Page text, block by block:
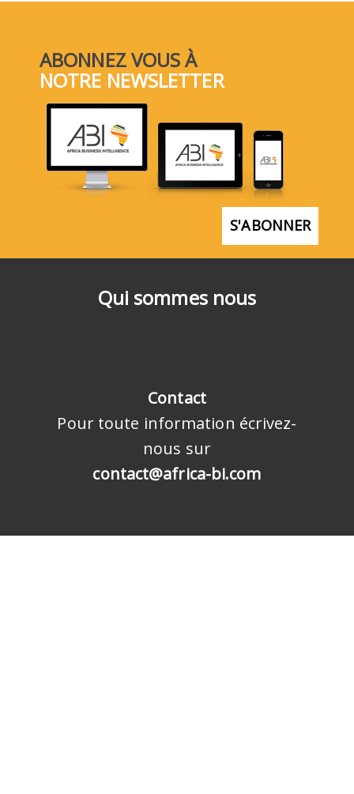
Qui sommes nous
Contact
Pour toute information écrivez-
nous sur
contact@africa-bi.com
ABONNEZ VOUS À
NOTRE NEWSLETTER
S'ABONNER